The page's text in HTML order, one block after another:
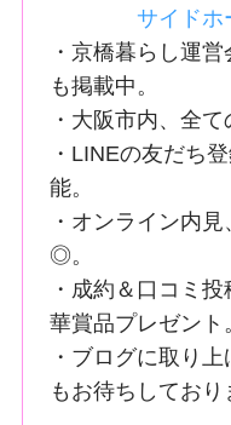
サイドホ
・京橋暮らし運
も掲載中。
・大阪市内、全
・LINEの友だち
能。
・オンライン内
◎。
・成約＆口コミ
華賞品プレゼント
・ブログに取り
もお待ちしており